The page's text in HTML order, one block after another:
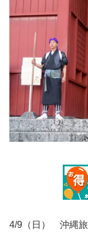
4/9（日） 沖縄旅